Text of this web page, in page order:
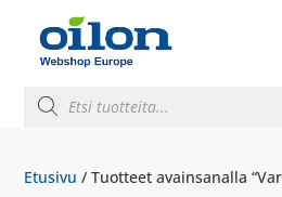
search
Etusivu / Tuotteet avainsanalla